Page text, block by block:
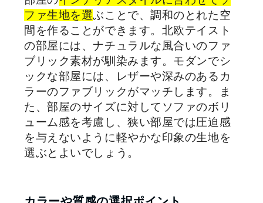
ファ生地を選ぶことで、調和のとれた空
間を作ることができます。北欧テイスト
の部屋には、ナチュラルな風合いのファ
ブリック素材が馴染みます。モダンでシ
ックな部屋には、レザーや深みのあるカ
ラーのファブリックがマッチします。ま
た、部屋のサイズに対してソファのボリ
ューム感を考慮し、狭い部屋では圧迫感
を与えないように軽やかな印象の生地を
選ぶとよいでしょう。